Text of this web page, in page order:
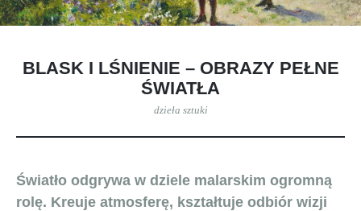
BLASK I LŚNIENIE – OBRAZY PEŁNE
ŚWIATŁA
dzieła sztuki
Światło odgrywa w dziele malarskim ogromną
rolę. Kreuje atmosferę, kształtuje odbiór wizji